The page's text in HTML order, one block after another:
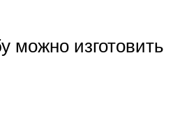
можно изготовить